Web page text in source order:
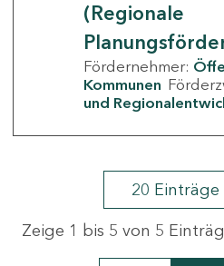
(Regionale
Fördernehmer:
Kommunen
und
20 Einträge
Zeige 1 bis 5 von 5